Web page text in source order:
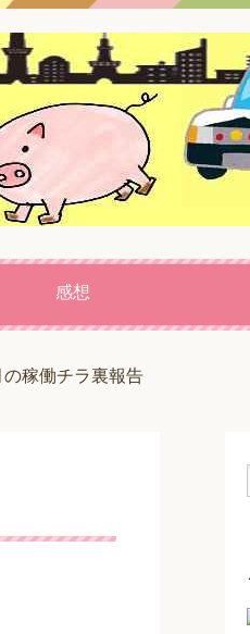
感想
の稼働チラ裏報告